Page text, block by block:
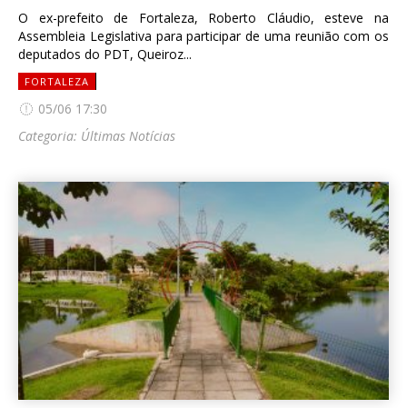
O ex-prefeito de Fortaleza, Roberto Cláudio, esteve na
Assembleia Legislativa para participar de uma reunião com os
deputados do PDT, Queiroz...
FORTALEZA
05/06 17:30
Categoria: Últimas Notícias